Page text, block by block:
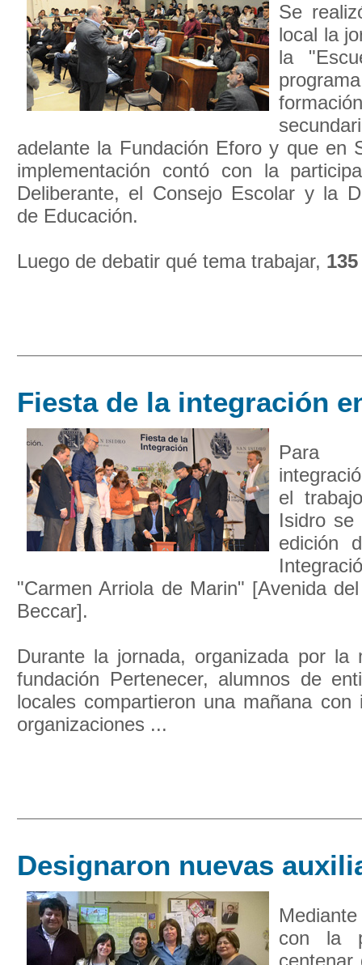
Se
local la
la
adelante la Fundación Eforo y que en
implementación contó con la
Deliberante, el Consejo Escolar y la
de Educación.
Luego de debatir qué tema trabajar, 135
Fiesta de la integración
Para
el
Isidro se
edición
"Carmen Arriola de Marin" [Avenida
Beccar].
Durante la jornada, organizada por la
fundación Pertenecer, alumnos de
locales compartieron una mañana con
organizaciones ...
Designaron nuevas
con la
centenar